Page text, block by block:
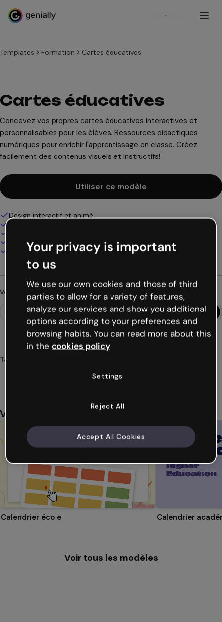
S'inscrire
Templates Formation Cartes éducatives
Cartes éducatives
Concevez vos propres cartes éducatives interactives et
personnalisables pour les élèves. Ressources didactiques
numériques pour enrichir l'apprentissage en classe. Créez
facilement des contenus visuels et instructifs!
Utiliser ce modèle
Design interactif et animé
Présentez, partagez ou publiez en ligne
Téléchargez en PDF, MP4 et autres formats
Vous cherchez autre chose ?
Tags
Vous aimerez aussi
Calendrier école
Voir tous les modèles
Your privacy is important
to us
We use our own cookies and those of third
parties to allow for a variety of features,
analyze our services and show you additional
options according to your preferences and
browsing habits. You can read more about this
in the cookies policy.
Settings
Reject All
Accept All Cookies